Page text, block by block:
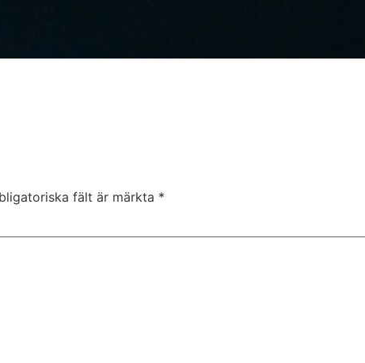
fält är märkta *